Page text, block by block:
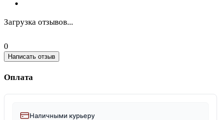
Загрузка отзывов...
0
Написать отзыв
Оплата
Наличными курьеру